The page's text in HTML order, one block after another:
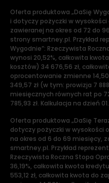
Oferta produktowa „DaSię
i dotyczy pożyczki w wysokości
zawieranej na okres od 72 do
strony smartney.pl. Przykład
Wygodnie”: Rzeczywista
wynosi 20,52%, całkowita
kosztów) 34 676,56 zł,
oprocentowanie zmienne
349,57 zł (w tym: prowizja 7
miesięcznych równych rat po
785,93 zł. Kalkulacja na dzień
Oferta produktowa „DaSię
dotyczy pożyczki w wysokości
na okres od 6 do 69 miesięcy,
smartney.pl. Przykład
Rzeczywista Roczna Stopa
36,19%, całkowita kwota
553,12 zł, całkowita kwota do